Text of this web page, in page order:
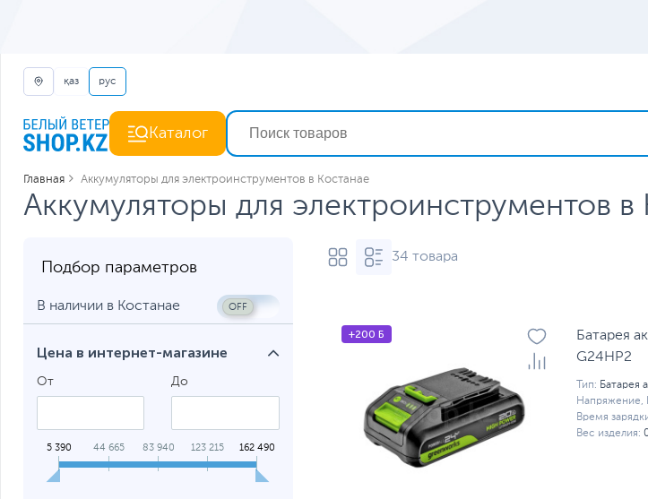
қаз рус
Каталог
Главная Аккумуляторы для электроинструментов в Костанае
Аккумуляторы для электроинструментов в
Подбор параметров
В наличии в Костанае
Цена в интернет-магазине
От До
5 390 44 665 83 940 123 215 162 490
34 товара
+200 Б
Батарея
G24HP2
Тип: Батарея
Напряжение,
Время
Вес изделия: